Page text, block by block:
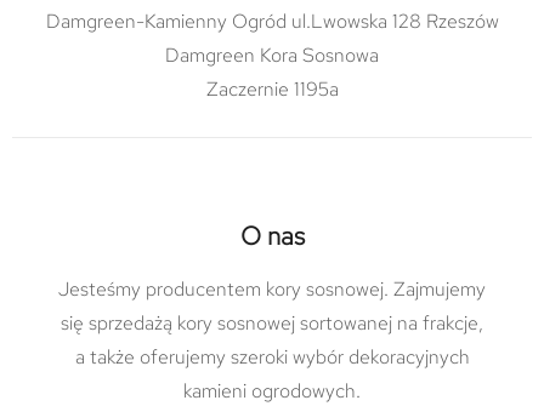
Damgreen-Kamienny Ogród ul.Lwowska 128 Rzeszów
Damgreen Kora Sosnowa
Zaczernie 1195a
O nas
Jesteśmy producentem kory sosnowej. Zajmujemy
się sprzedażą kory sosnowej sortowanej na frakcje,
a także oferujemy szeroki wybór dekoracyjnych
kamieni ogrodowych.